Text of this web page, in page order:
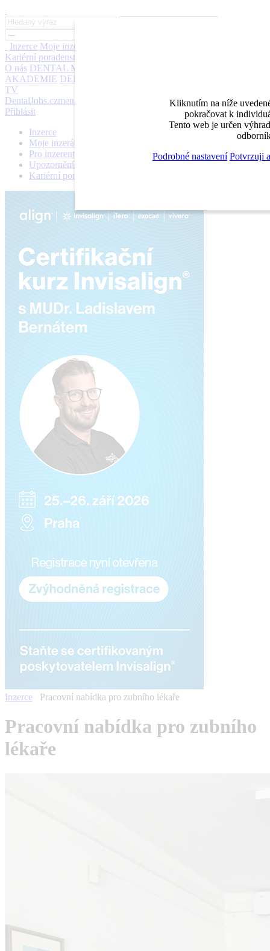
Inzerce Moje inzeráty
Kariérní poradenství
O nás DENTAL MARKET
AKADEMIE DENTAL BAZAR
TV
DentalJobs.czmenu
Přihlásit
Inzerce
Moje inzeráty
Pro inzerenty
Upozornění na nové pozice
Kariérní poradenství
Inzerce Pracovní nabídka pro zubního lékaře
Pracovní nabídka pro zubního
lékaře
Kliknutím na níže
pokračovat k
Tento web je určen
Podrobné nastavení Potvrzuji